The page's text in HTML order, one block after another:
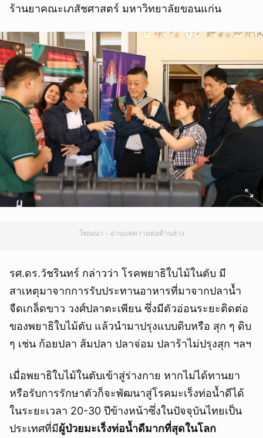
ร้านยาคณะเภสัชศาสตร์ มหาวิทยาลัยขอนแก่น
โฆษณา - อ่านบทความต่อด้านล่าง
รศ.ดร.วัชรินทร์ กล่าวว่า โรคพยาธิใบไม้ในตับ มี
สาเหตุมาจากการรับประทานอาหารที่มาจากปลาน้ำ
จืดเกล็ดขาว วงศ์ปลาตะเพียน ซึ่งมีตัวอ่อนระยะติดต่อ
ของพยาธิใบไม้ตับ แล้วนำมาปรุงแบบดิบหรือ สุก ๆ ดิบ
ๆ เช่น ก้อยปลา ส้มปลา ปลาจ่อม ปลาร้าไม่ปรุงสุก ฯลฯ
เมื่อพยาธิใบไม้ในตับเข้าสู่ร่างกาย หากไม่ได้ทานยา
หรือรับการรักษาตัวก็จะพัฒนาสู่โรคมะเร็งท่อน้ำดีได้
ในระยะเวลา 20-30 ปีข้างหน้าซึ่งในปัจจุบันไทยเป็น
ประเทศที่มีผู้ป่วยมะเร็งท่อน้ำดีมากที่สุดในโลก